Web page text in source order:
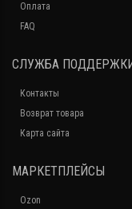
Оплата
FAQ
СЛУЖБА
Контакты
Возврат товара
Карта сайта
МАРКЕТПЛЕЙСЫ
Ozon